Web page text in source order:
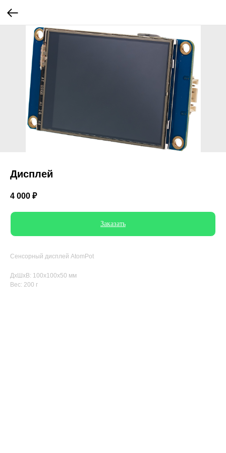
Дисплей
4 000 ₽
Заказать
Сенсорный дисплей AtomPot
ДxШxВ: 100x100x50 мм
Вес: 200 г